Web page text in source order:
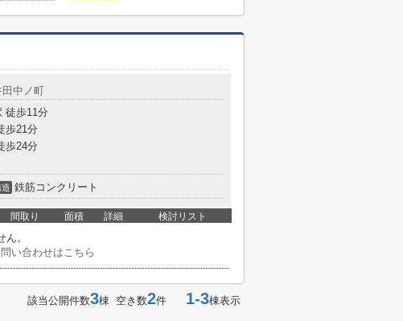
田中ノ町
徒歩11分
歩21分
歩24分
鉄筋コンクリート
間取り 面積 詳細 検討リスト
。
い合わせはこちら
該当公開件数3棟 空き数2件 1-3棟表示